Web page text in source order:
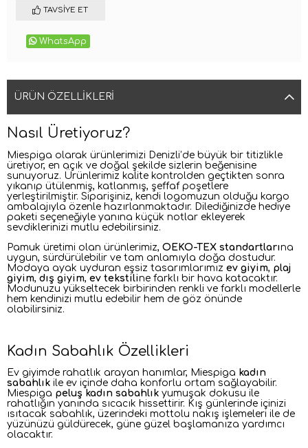
TAVSIYE ET
WhatsApp
ÜRÜN ÖZELLIKLERI
Nasıl Üretiyoruz?
Miespiga olarak ürünlerimizi Denizli’de büyük bir titizlikle
üretiyor, en açık ve doğal şekilde sizlerin beğenisine
sunuyoruz. Ürünlerimiz kalite kontrolden geçtikten sonra
yıkanıp ütülenmiş, katlanmış, şeffaf poşetlere
yerleştirilmiştir. Siparişiniz, kendi logomuzun olduğu kargo
ambalajıyla özenle hazırlanmaktadır. Dilediğinizde hediye
paketi seçeneğiyle yanına küçük notlar ekleyerek
sevdiklerinizi mutlu edebilirsiniz.
Pamuk üretimi olan ürünlerimiz, OEKO-TEX standartlarına
uygun, sürdürülebilir ve tam anlamıyla doğa dostudur.
Modaya ayak uyduran eşsiz tasarımlarımız ev giyim, plaj
giyim, dış giyim, ev tekstiline farklı bir hava katacaktır.
Modunuzu yükseltecek birbirinden renkli ve farklı modellerle
hem kendinizi mutlu edebilir hem de göz önünde
olabilirsiniz.
Kadın Sabahlık Özellikleri
Ev giyimde rahatlık arayan hanımlar, Miespiga kadın
sabahlık ile ev içinde daha konforlu ortam sağlayabilir.
Miespiga peluş kadın sabahlık yumuşak dokusu ile
rahatlığın yanında sıcacık hissettirir. Kış günlerinde içinizi
ısıtacak sabahlık, üzerindeki mottolu nakış işlemeleri ile de
yüzünüzü güldürecek, güne güzel başlamanıza yardımcı
olacaktır.